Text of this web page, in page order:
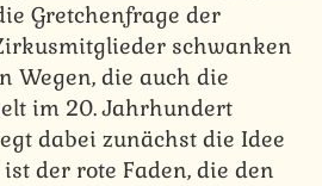
Gretchenfrage der
schwanken
Wegen, die auch die
im 20. Jahrhundert
dabei zunächst die Idee
der rote Faden, die den